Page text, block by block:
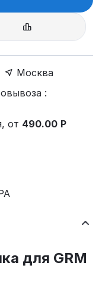
Москва
:
от 490.00 Р
для GRM